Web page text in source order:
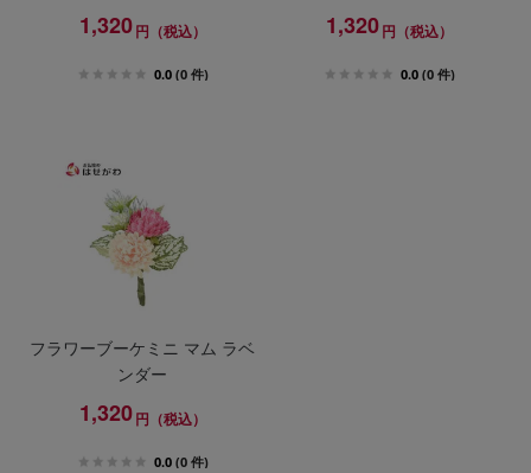
1,320円（税込）
0.0 (0 件)
1,320円（税込）
0.0 (0 件)
フラワーブーケミニ マム ラベ
ンダー
1,320円（税込）
0.0 (0 件)